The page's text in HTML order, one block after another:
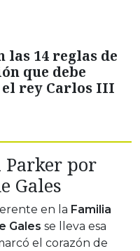
las 14 reglas de
que debe
rey Carlos III
Parker por
Gales
en la Familia
Gales se lleva esa
el corazón de